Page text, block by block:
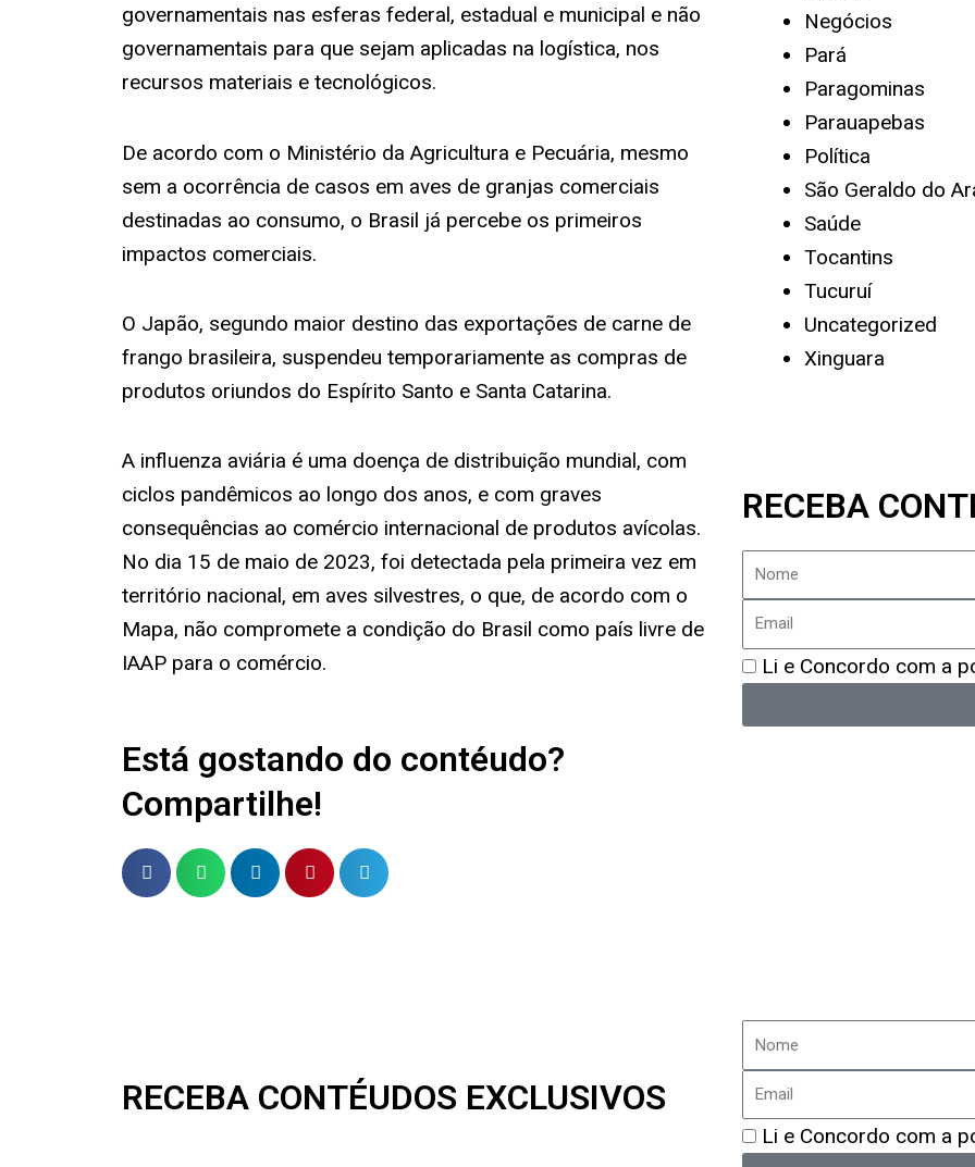
governamentais nas esferas federal, estadual e municipal e não
governamentais para que sejam aplicadas na logística, nos
recursos materiais e tecnológicos.
De acordo com o Ministério da Agricultura e Pecuária, mesmo
sem a ocorrência de casos em aves de granjas comerciais
destinadas ao consumo, o Brasil já percebe os primeiros
impactos comerciais.
O Japão, segundo maior destino das exportações de carne de
frango brasileira, suspendeu temporariamente as compras de
produtos oriundos do Espírito Santo e Santa Catarina.
A influenza aviária é uma doença de distribuição mundial, com
ciclos pandêmicos ao longo dos anos, e com graves
consequências ao comércio internacional de produtos avícolas.
No dia 15 de maio de 2023, foi detectada pela primeira vez em
território nacional, em aves silvestres, o que, de acordo com o
Mapa, não compromete a condição do Brasil como país livre de
IAAP para o comércio.
Está gostando do contéudo?
Compartilhe!
Negócios
Pará
Paragominas
Parauapebas
Política
São Geraldo do
Saúde
Tocantins
Tucuruí
Uncategorized
Xinguara
RECEBA
Nome
Email
Política
Privacidade
Li e Concordo com a
RECEBA CONTÉUDOS EXCLUSIVOS
Nome
Email
Política
Li e Concordo com a